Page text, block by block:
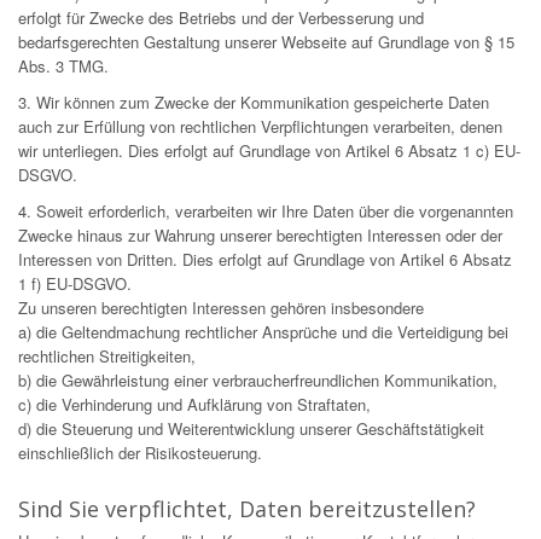
erfolgt für Zwecke des Betriebs und der Verbesserung und
bedarfsgerechten Gestaltung unserer Webseite auf Grundlage von § 15
Abs. 3 TMG.
3. Wir können zum Zwecke der Kommunikation gespeicherte Daten
auch zur Erfüllung von rechtlichen Verpflichtungen verarbeiten, denen
wir unterliegen. Dies erfolgt auf Grundlage von Artikel 6 Absatz 1 c) EU-
DSGVO.
4. Soweit erforderlich, verarbeiten wir Ihre Daten über die vorgenannten
Zwecke hinaus zur Wahrung unserer berechtigten Interessen oder der
Interessen von Dritten. Dies erfolgt auf Grundlage von Artikel 6 Absatz
1 f) EU-DSGVO.
Zu unseren berechtigten Interessen gehören insbesondere
a) die Geltendmachung rechtlicher Ansprüche und die Verteidigung bei
rechtlichen Streitigkeiten,
b) die Gewährleistung einer verbraucherfreundlichen Kommunikation,
c) die Verhinderung und Aufklärung von Straftaten,
d) die Steuerung und Weiterentwicklung unserer Geschäftstätigkeit
einschließlich der Risikosteuerung.
Sind Sie verpflichtet, Daten bereitzustellen?